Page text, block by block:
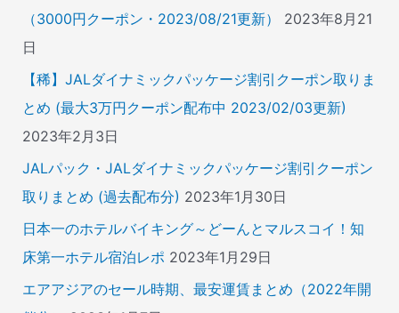
（3000円クーポン・2023/08/21更新）
2023年8月21
日
【稀】JALダイナミックパッケージ割引クーポン取りま
とめ (最大3万円クーポン配布中 2023/02/03更新)
2023年2月3日
JALパック・JALダイナミックパッケージ割引クーポン
取りまとめ (過去配布分) 2023年1月30日
日本一のホテルバイキング～どーんとマルスコイ！知
床第一ホテル宿泊レポ 2023年1月29日
エアアジアのセール時期、最安運賃まとめ（2022年開